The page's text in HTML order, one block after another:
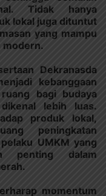
Tidak hanya
lokal juga dituntut
yang mampu
modern.
Dekranasda
kebanggaan
bagi budaya
lebih luas.
produk lokal,
peningkatan
UMKM yang
penting dalam
momentum